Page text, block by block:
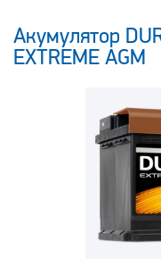
Акумулятор
EXTREME AGM